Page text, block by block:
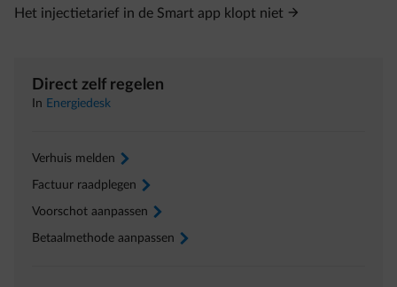
Het injectietarief in de Smart app klopt niet
Direct zelf regelen
In Energiedesk
Verhuis melden arrow-right
Factuur raadplegen arrow-right
Voorschot aanpassen arrow-right
Betaalmethode aanpassen arrow-right